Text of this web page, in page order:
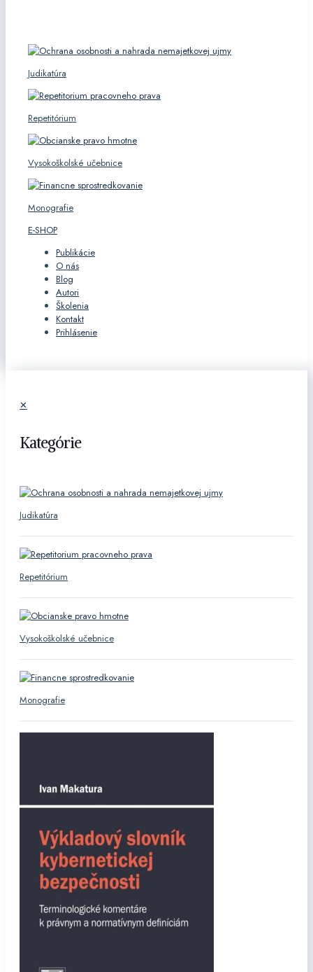
Judikatúra
Repetitórium
Vysokoškolské učebnice
Monografie
E-SHOP
Publikácie
O nás
Blog
Autori
Školenia
Kontakt
Prihlásenie
✕
Kategórie
Judikatúra
Repetitórium
Vysokoškolské učebnice
Monografie